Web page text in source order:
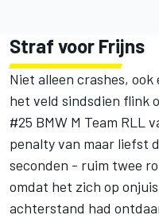
Straf voor Frijns
Niet alleen crashes,
het veld sindsdien flink
#25 BMW M Team RLL
penalty van maar liefst
seconden - ruim twee
omdat het zich op
achterstand had